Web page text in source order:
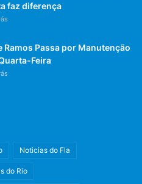
faz diferença
Ramos Passa por Manutenção
Feira
Noticias do Fla
do Rio